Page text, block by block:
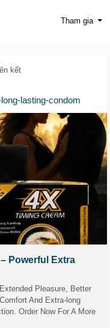
Tham gia
kết
lasting-condom
Powerful Extra
Pleasure, Better
And Extra-long
Order Now For A More